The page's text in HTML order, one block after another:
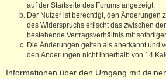
auf der Startseite des Forums angezeigt.
Der Nutzer ist berechtigt, den Änderungen
des Widerspruchs erlischt das zwischen
bestehende Vertragsverhältnis mit
Die Änderungen gelten als anerkannt und
den Änderungen nicht innerhalb von 14
Informationen über den Umgang mit